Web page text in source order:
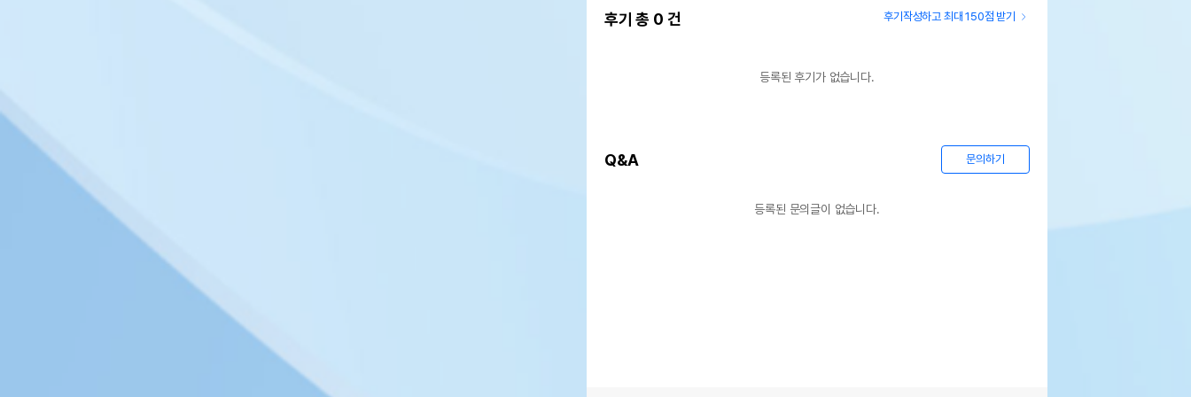
후기 총 0 건 후기작성하고 최대 150점 받기
등록된 후기가 없습니다.
Q&A 문의하기
등록된 문의글이 없습니다.